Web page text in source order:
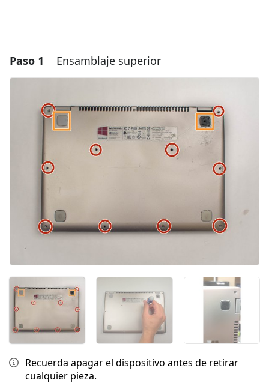
Paso 1 Ensamblaje superior
Recuerda apagar el dispositivo antes de retirar
cualquier pieza.